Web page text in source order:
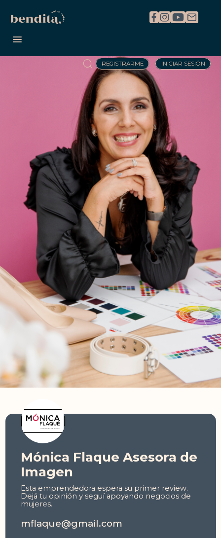
REGISTRARME INICIAR SESIÓN
Mónica Flaque Asesora de
Imagen
Esta emprendedora espera su primer review.
Dejá tu opinión y seguí apoyando negocios de
mujeres.
mflaque@gmail.com